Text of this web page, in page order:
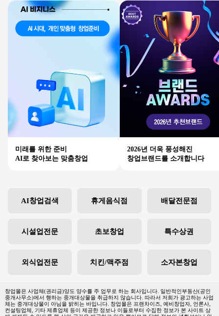
미래를 위한 준비
AI로 찾아보는 맞춤창업
2026년 더욱 풍성해진
창업브랜드를 소개합니다
AI창업검색 휴게음식점 배달전문점
시설업전문 초보창업 특수상권
외식업전문 치킨/맥주점 소자본창업
창업몰은 사업체(권리금)양도 양수를 주 업무로 하는 회사입니다. 일반적인부동산(공인
중개사무소)에서 행하는 중개대상물을 취급하지 않습니다. 따라서 저희가 광고하는 사업
체는 중개대상물이 아님을 밝히는 바입니다. 창업몰은 프랜차이즈, 예비창업자, 언론사,
컨설팅업체, 기타 제휴업체 등이 제공한 정보나 이들로부터 수집한 정보가 본 사이트 상